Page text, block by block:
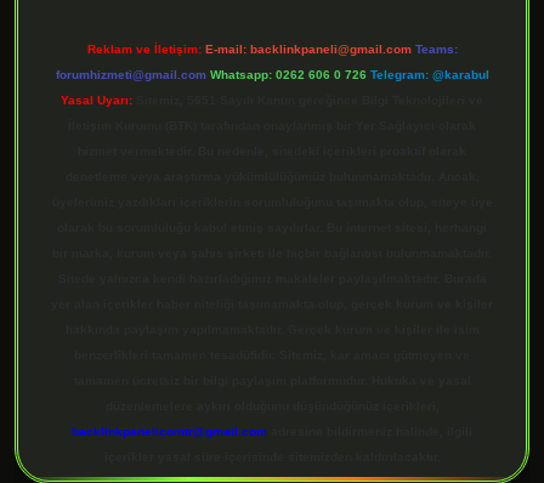
Reklam ve İletişim: E-mail: backlinkpaneli@gmail.com Teams:
forumhizmeti@gmail.com Whatsapp: 0262 606 0 726 Telegram: @karabul
Yasal Uyarı:
backlinkpanelicomtr@gmail.com